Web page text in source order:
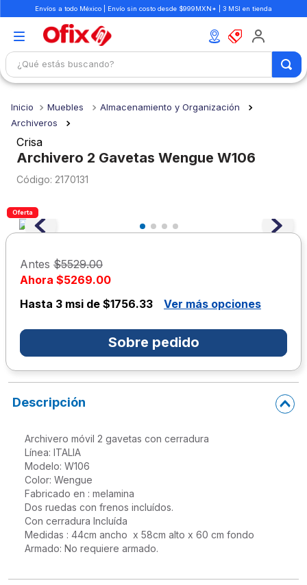
Envíos a todo México | Envío sin costo desde $999MXN* | 3 MSI en tienda
¿Qué estás buscando?
Muebles
Almacenamiento y Organización
Archiveros
Crisa
Archivero 2 Gavetas Wengue W106
: 2170131
Oferta
Antes $5529.00
Ahora $5269.00
Hasta 3 msi de $1756.33 Ver más opciones
Sobre pedido
Descripción
Archivero móvil 2 gavetas con cerradura
Línea: ITALIA
Modelo: W106
Color: Wengue
Fabricado en : melamina
Dos ruedas con frenos incluídos.
Con cerradura Incluída
Medidas : 44cm ancho  x 58cm alto x 60 cm fondo
Armado: No requiere armado.
1.
mochilas
2
3.
cuaderno
4.
cuadernos
5.
6.
boligrafo
escritorio
8.
sacapuntas
9.
lapiz
10. escolar